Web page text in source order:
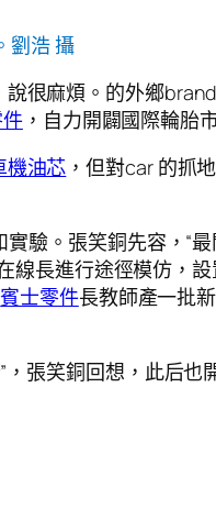
劉浩 攝
很麻煩。的外鄉
，自力開闢國際輪胎
機油芯 ，但對car 的抓
實驗。張笑銅先容，“
線長進行途徑模仿，
賓士零件長教師產一批
張笑銅回想，此后也